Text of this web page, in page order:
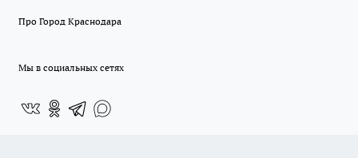
Про Город Краснодара
Мы в социальных сетях